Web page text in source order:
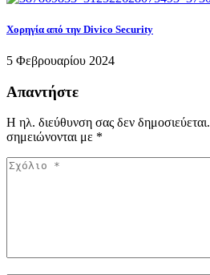
Χορηγία από την Divico Security
5 Φεβρουαρίου 2024
Απαντήστε
Η ηλ. διεύθυνση σας δεν δημοσιεύεται.
σημειώνονται με *